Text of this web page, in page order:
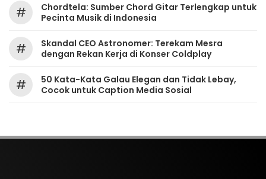
#
Chordtela: Sumber Chord Gitar Terlengkap untuk
Pecinta Musik di Indonesia
#
Skandal CEO Astronomer: Terekam Mesra
dengan Rekan Kerja di Konser Coldplay
#
50 Kata-Kata Galau Elegan dan Tidak Lebay,
Cocok untuk Caption Media Sosial